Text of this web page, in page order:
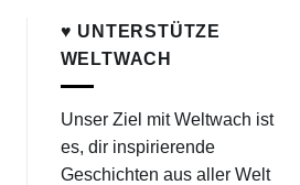
♥ UNTERSTÜTZE
WELTWACH
Unser Ziel mit Weltwach ist
es, dir inspirierende
Geschichten aus aller Welt